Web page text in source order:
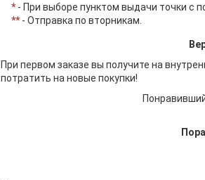
*- При выборе пунктом выдачи точки с
**- Отправка по вторникам.
При первом заказе вы получите на
потратить на новые покупки!